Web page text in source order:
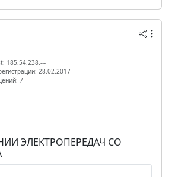
185.54.238.---
28.02.2017
7
ЭЛЕКТРОПЕРЕДАЧ СО